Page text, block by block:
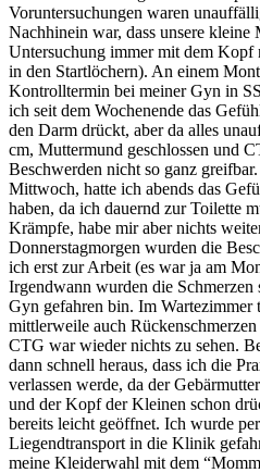
Voruntersuchungen waren
Nachhinein war, dass unsere kleine
Untersuchung immer mit dem Kopf
in den Startlöchern). An einem
Kontrolltermin bei meiner Gyn in
ich seit dem Wochenende das
den Darm drückt, aber da alles
cm, Muttermund geschlossen und
Beschwerden nicht so ganz
Mittwoch, hatte ich abends das
haben, da ich dauernd zur Toilette
Krämpfe, habe mir aber nichts
Donnerstagmorgen wurden die
ich erst zur Arbeit (es war ja am
Irgendwann wurden die Schmerzen
Gyn gefahren bin. Im Wartezimmer
mittlerweile auch
CTG war wieder nichts zu sehen.
dann schnell heraus, dass ich die
verlassen werde, da der
und der Kopf der Kleinen schon
bereits leicht geöffnet. Ich wurde
Liegendtransport in die Klinik
meine Kleiderwahl mit dem